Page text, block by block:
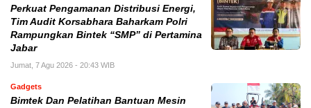
Perkuat Pengamanan Distribusi Energi,
Tim Audit Korsabhara Baharkam Polri
Rampungkan Bintek “SMP” di Pertamina
Jabar
Jumat, 7 Agu 2026 - 20:43 WIB
Gadgets
Bimtek Dan Pelatihan Bantuan Mesin